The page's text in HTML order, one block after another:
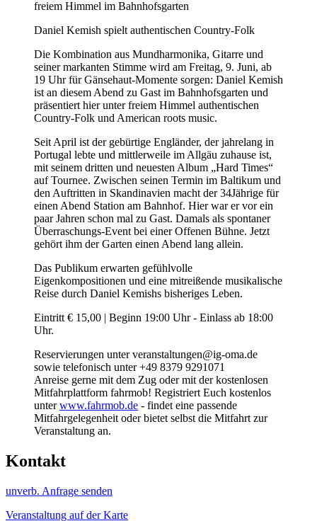
freiem Himmel im Bahnhofsgarten
Daniel Kemish spielt authentischen Country-Folk
Die Kombination aus Mundharmonika, Gitarre und
seiner markanten Stimme wird am Freitag, 9. Juni, ab
19 Uhr für Gänsehaut-Momente sorgen: Daniel Kemish
ist an diesem Abend zu Gast im Bahnhofsgarten und
präsentiert hier unter freiem Himmel authentischen
Country-Folk und American roots music.
Seit April ist der gebürtige Engländer, der jahrelang in
Portugal lebte und mittlerweile im Allgäu zuhause ist,
mit seinem dritten und neuesten Album „Hard Times“
auf Tournee. Zwischen seinen Termin im Baltikum und
den Auftritten in Skandinavien macht der 34Jährige für
einen Abend Station am Bahnhof. Hier war er vor ein
paar Jahren schon mal zu Gast. Damals als spontaner
Überraschungs-Event bei einer Offenen Bühne. Jetzt
gehört ihm der Garten einen Abend lang allein.
Das Publikum erwarten gefühlvolle
Eigenkompositionen und eine mitreißende musikalische
Reise durch Daniel Kemishs bisheriges Leben.
Eintritt € 15,00 | Beginn 19:00 Uhr - Einlass ab 18:00
Uhr.
Reservierungen unter veranstaltungen@ig-oma.de
sowie telefonisch unter +49 8379 9291071
Anreise gerne mit dem Zug oder mit der kostenlosen
Mitfahrplattform fahrmob! Registriert Euch kostenlos
unterwww.fahrmob.de - findet eine passende
Mitfahrgelegenheit oder bietet selbst die Mitfahrt zur
Veranstaltung an.
Kontakt
unverb. Anfrage senden
Veranstaltung auf der Karte